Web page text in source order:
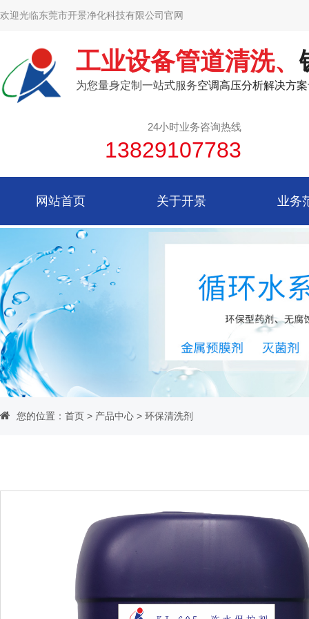
欢迎光临东莞市开景净化科技有限公司官网
工业设备管道清洗、
为您量身定制一站式服务空调高压分析解决方案
24小时业务咨询热线
13829107783
网站首页 关于开景 业务
您的位置： 首页 > 产品中心 > 环保清洗剂